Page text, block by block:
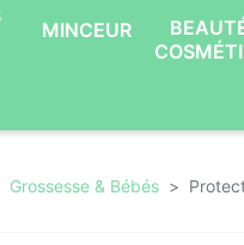
MINCEUR
Grossesse & Bébés